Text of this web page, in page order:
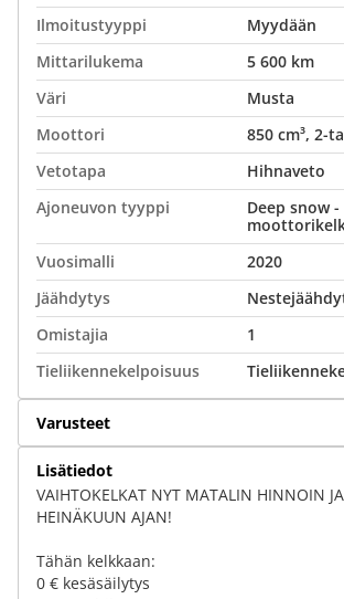
Ilmoitustyyppi
Myydään
Mittarilukema
5 600 km
Väri
Musta
Moottori
850 cm³, 2-
Vetotapa
Hihnaveto
Ajoneuvon tyyppi
Deep snow -
Vuosimalli
2020
Jäähdytys
Omistajia
1
Tieliikennekelpoisuus
Varusteet
Lisätiedot
VAIHTOKELKAT NYT MATALIN HINNOIN
HEINÄKUUN AJAN!
Tähän kelkkaan:
0 € kesäsäilytys